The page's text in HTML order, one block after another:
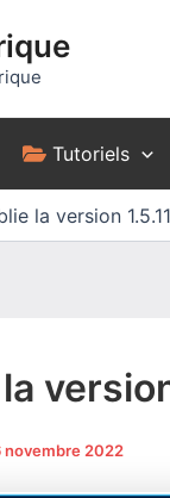
Tutoriels
la version
novembre 2022